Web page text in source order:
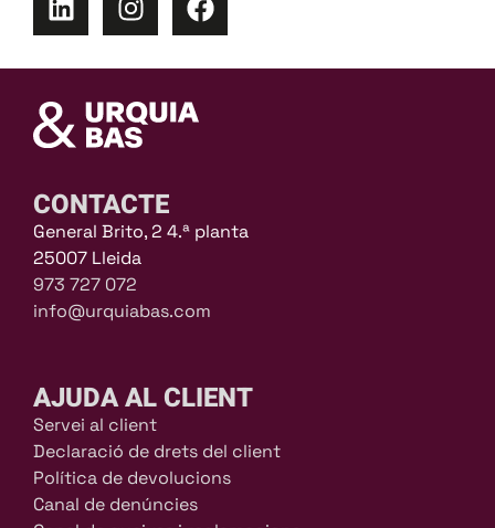
CONTACTE
General Brito, 2 4.ª planta
25007 Lleida
973 727 072
info@urquiabas.com
AJUDA AL CLIENT
Servei al client
Declaració de drets del client
Política de devolucions
Canal de denúncies